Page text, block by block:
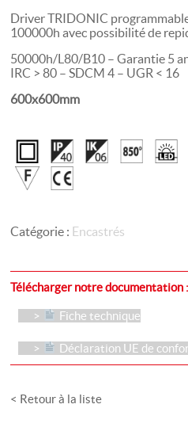
Driver TRIDONIC
100000h avec possibilité de
50000h/L80/B10 – Garantie 5
IRC > 80 – SDCM 4 – UGR < 16
600x600mm
Catégorie : Encastrés
Télécharger notre documentation :
Fiche technique
Déclaration UE de
< Retour à la liste